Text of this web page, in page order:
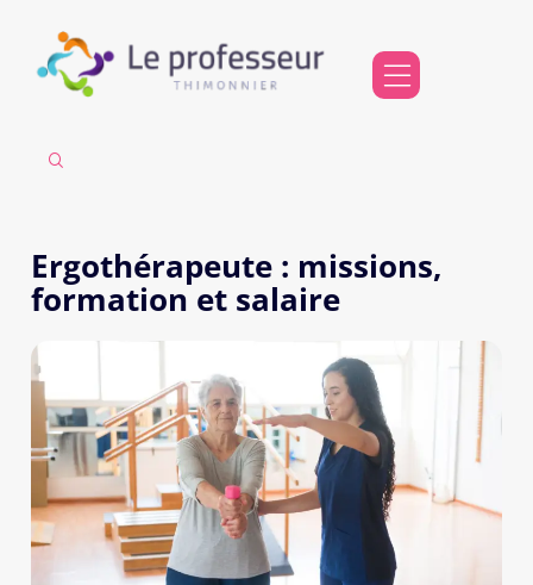
Ergothérapeute : missions,
formation et salaire